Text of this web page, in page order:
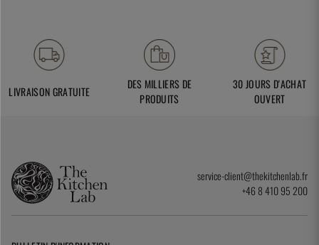
LIVRAISON GRATUITE
DES MILLIERS DE
PRODUITS
30 JOURS D'ACHAT
OUVERT
service-client@thekitchenlab.fr
+46 8 410 95 200